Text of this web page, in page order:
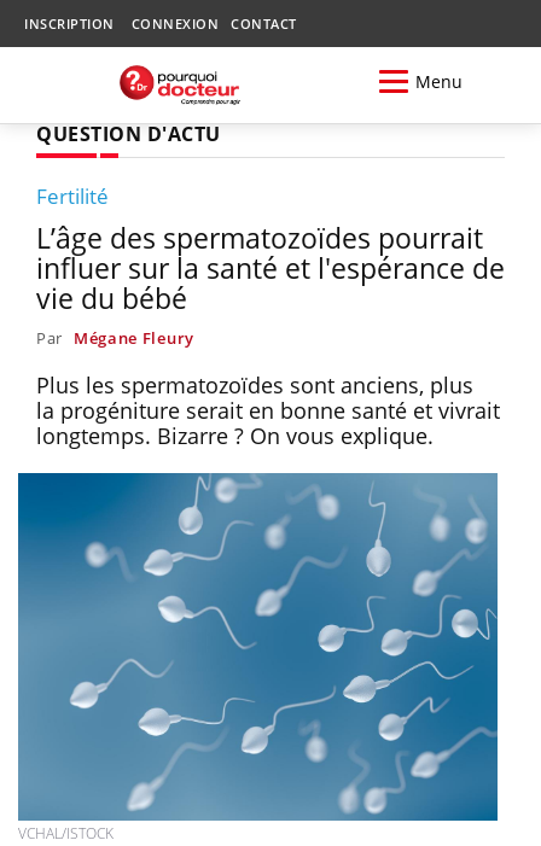
INSCRIPTION CONNEXION CONTACT
Menu
QUESTION D'ACTU
Fertilité
L’âge des spermatozoïdes pourrait
influer sur la santé et l'espérance de
vie du bébé
Par Mégane Fleury
Plus les spermatozoïdes sont anciens, plus
la progéniture serait en bonne santé et vivrait
longtemps. Bizarre ? On vous explique.
VCHAL/ISTOCK